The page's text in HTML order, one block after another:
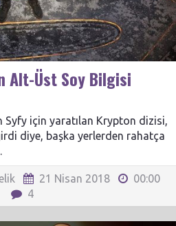
Alt-Üst Soy Bilgisi
Syfy için yaratılan Krypton dizisi,
diye, başka yerlerden rahatça
21 Nisan 2018
00:00
4